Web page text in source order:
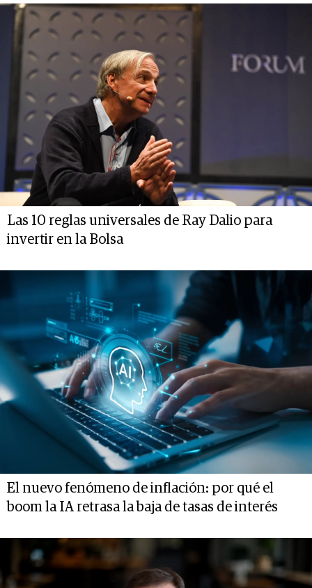
Las 10 reglas universales de Ray Dalio para
invertir en la Bolsa
El nuevo fenómeno de inflación: por qué el
boom la IA retrasa la baja de tasas de interés